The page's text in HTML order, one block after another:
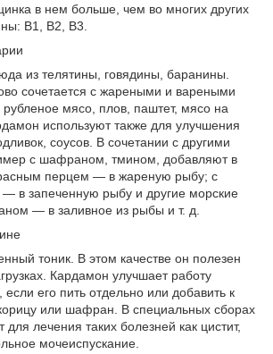
в нем больше, чем во многих других
В1, В2, В3.
из телятины, говядины, баранины.
сочетается с жареными и вареными
мясо, плов, паштет, мясо на
используют также для улучшения
соусов. В сочетании с другими
с шафраном, тмином, добавляют в
перцем — в жареную рыбу; с
в запеченную рыбу и другие морские
— в заливное из рыбы и т. д.
тоник. В этом качестве он полезен
Кардамон улучшает работу
его пить отдельно или добавить к
или шафран. В специальных сборах
лечения таких болезней как цистит,
мочеиспускание.